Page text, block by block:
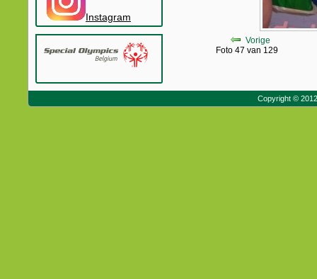
Instagram
Vorige
Foto 47 van 129
Copyright ©